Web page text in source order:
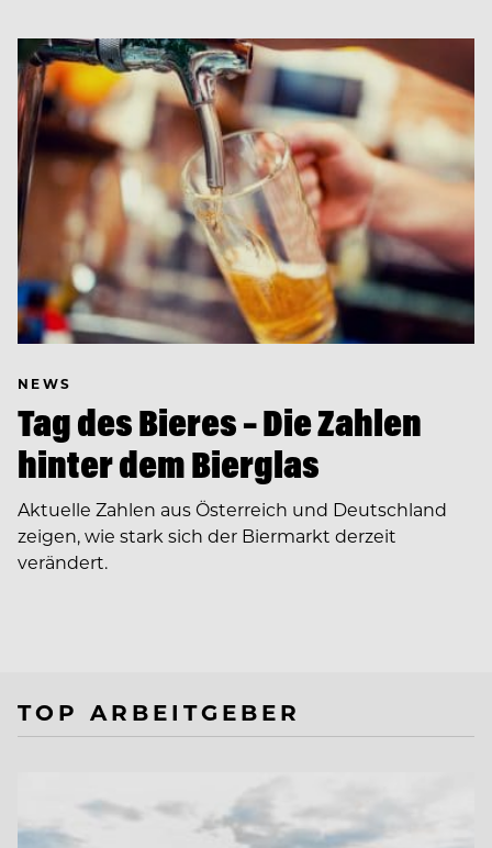
NEWS
Tag des Bieres – Die Zahlen
hinter dem Bierglas
Aktuelle Zahlen aus Österreich und Deutschland
zeigen, wie stark sich der Biermarkt derzeit
verändert.
TOP ARBEITGEBER